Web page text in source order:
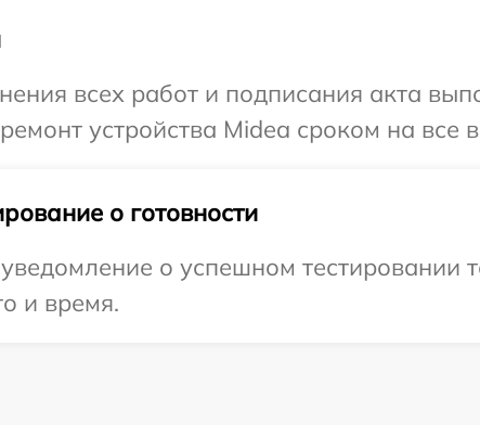
всех работ и подписания акта
устройства Midea сроком на все
о готовности
о успешном тестировании
и время.